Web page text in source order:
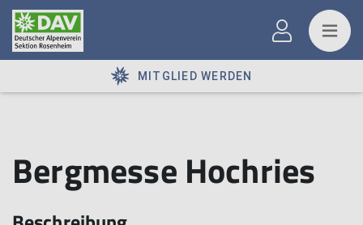
MITGLIED WERDEN
Bergmesse Hochries